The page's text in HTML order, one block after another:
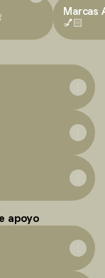
Marcas
💅🏻
apoyo